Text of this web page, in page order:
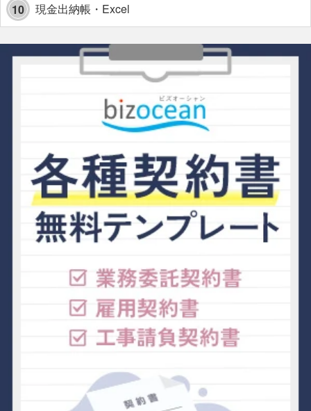
10 現金出納帳・Excel